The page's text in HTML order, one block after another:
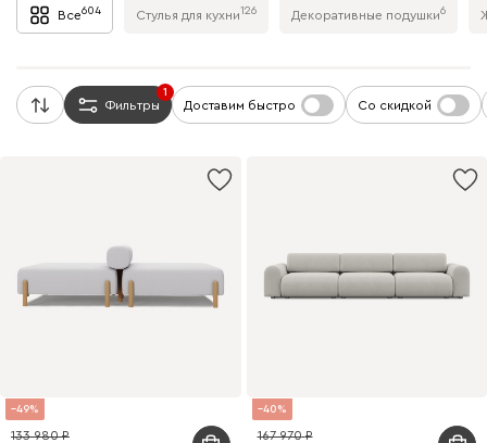
Все604 Стулья для кухни 126 Декоративные подушки6
Фильтры
1
Доставим быстро Со скидкой
49
133 980
40
167 970